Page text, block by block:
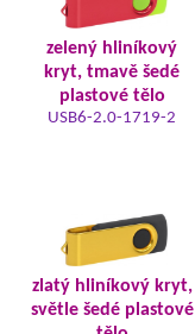
zelený hliníkový
kryt, tmavě šedé
plastové tělo
USB6-2.0-1719-2
zlatý hliníkový kryt,
světle šedé plastové